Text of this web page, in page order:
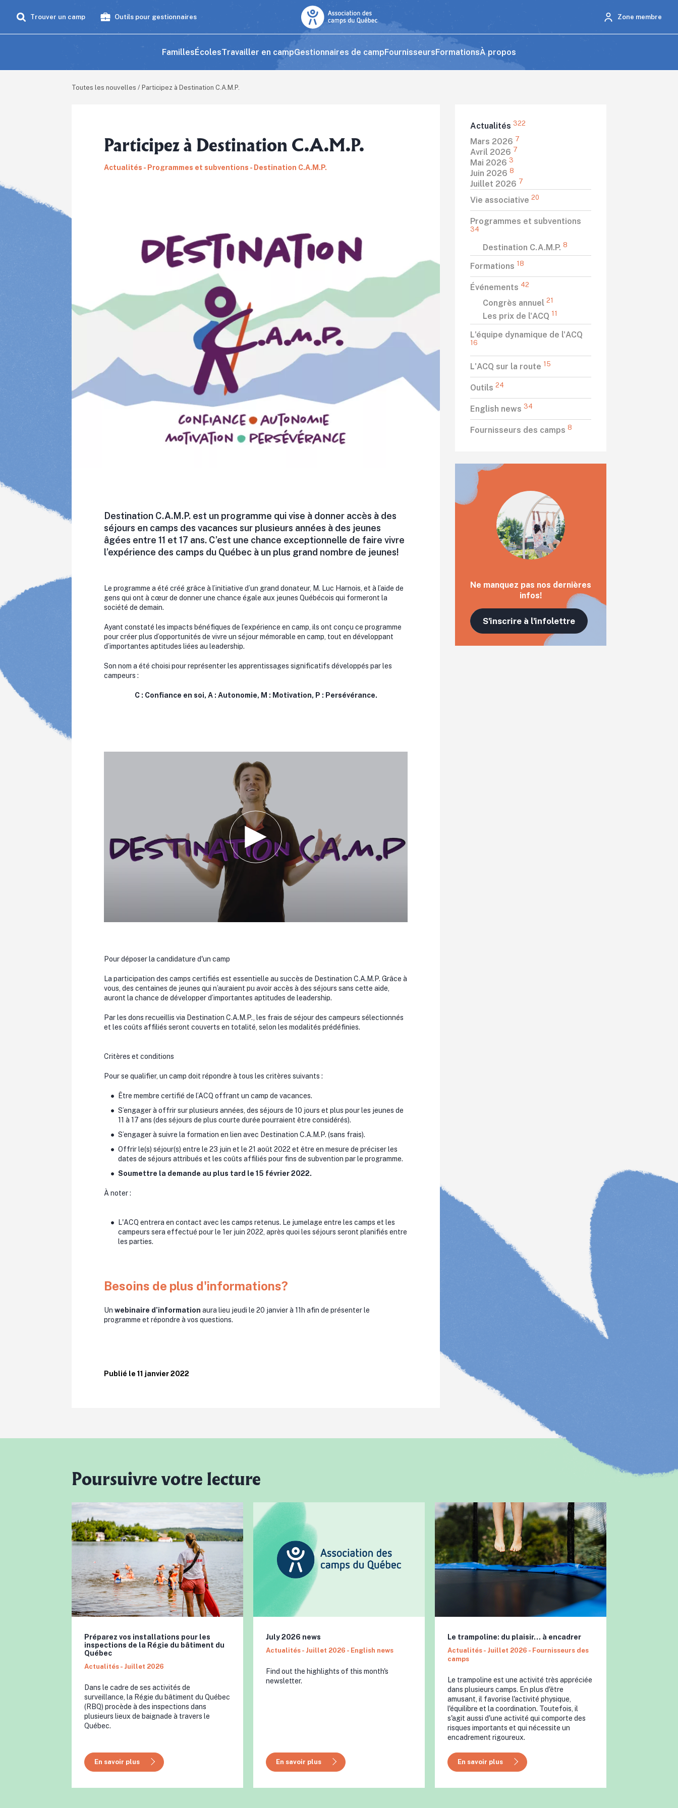
Trouver un camp Outils pour gestionnaires Zone membre
FamillesÉcolesTravailler en campGestionnaires de campFournisseursFormationsÀ propos
Toutes les nouvelles / Participez à Destination C.A.M.P.
Participez à Destination C.A.M.P.
Actualités - Programmes et subventions - Destination C.A.M.P.
Destination C.A.M.P. est un programme qui vise à donner accès à des
séjours en camps des vacances sur plusieurs années à des jeunes
âgées entre 11 et 17 ans. C’est une chance exceptionnelle de faire vivre
l’expérience des camps du Québec à un plus grand nombre de jeunes!
Le programme a été créé grâce à l’initiative d’un grand donateur, M. Luc Harnois, et à l’aide de
gens qui ont à cœur de donner une chance égale aux jeunes Québécois qui formeront la
société de demain.
Ayant constaté les impacts bénéfiques de l’expérience en camp, ils ont conçu ce programme
pour créer plus d’opportunités de vivre un séjour mémorable en camp, tout en développant
d’importantes aptitudes liées au leadership.
Son nom a été choisi pour représenter les apprentissages significatifs développés par les
campeurs :
C : Confiance en soi, A : Autonomie, M : Motivation, P : Persévérance.
Pour déposer la candidature d'un camp
La participation des camps certifiés est essentielle au succès de Destination C.A.M.P. Grâce à
vous, des centaines de jeunes qui n’auraient pu avoir accès à des séjours sans cette aide,
auront la chance de développer d’importantes aptitudes de leadership.
Par les dons recueillis via Destination C.A.M.P., les frais de séjour des campeurs sélectionnés
et les coûts affiliés seront couverts en totalité, selon les modalités prédéfinies.
Critères et conditions
Pour se qualifier, un camp doit répondre à tous les critères suivants :
Être membre certifié de l’ACQ offrant un camp de vacances.
S’engager à offrir sur plusieurs années, des séjours de 10 jours et plus pour les jeunes de
11 à 17 ans (des séjours de plus courte durée pourraient être considérés).
S’engager à suivre la formation en lien avec Destination C.A.M.P. (sans frais).
Offrir le(s) séjour(s) entre le 23 juin et le 21 août 2022 et être en mesure de préciser les
dates de séjours attribués et les coûts affiliés pour fins de subvention par le programme.
Soumettre la demande au plus tard le 15 février 2022.
À noter :
L'ACQ entrera en contact avec les camps retenus. Le jumelage entre les camps et les
campeurs sera effectué pour le 1er juin 2022, après quoi les séjours seront planifiés entre
les parties.
Besoins de plus d'informations?
Un webinaire d’information aura lieu jeudi le 20 janvier à 11h afin de présenter le
programme et répondre à vos questions.
Publié le 11 janvier 2022
Actualités 322
Mars 2026 7
Avril 2026 7
Mai 2026 3
Juin 2026 8
Juillet 2026 7
Vie associative 20
Programmes et subventions
34
Destination C.A.M.P. 8
Formations 18
Événements 42
Congrès annuel 21
Les prix de l'ACQ 11
L'équipe dynamique de l'ACQ
16
L'ACQ sur la route 15
Outils 24
English news 34
Fournisseurs des camps 8
Ne manquez pas nos dernières
infos!
S'inscrire à l'infolettre
Poursuivre votre lecture
Préparez vos installations pour les
inspections de la Régie du bâtiment du
Québec
Actualités - Juillet 2026
Dans le cadre de ses activités de
surveillance, la Régie du bâtiment du Québec
(RBQ) procède à des inspections dans
plusieurs lieux de baignade à travers le
Québec.
En savoir plus
July 2026 news
Actualités - Juillet 2026 - English news
Find out the highlights of this month's
newsletter.
En savoir plus
Le trampoline: du plaisir… à encadrer
Actualités - Juillet 2026 - Fournisseurs des
camps
Le trampoline est une activité très appréciée
dans plusieurs camps. En plus d'être
amusant, il favorise l'activité physique,
l'équilibre et la coordination. Toutefois, il
s'agit aussi d'une activité qui comporte des
risques importants et qui nécessite un
encadrement rigoureux.
En savoir plus